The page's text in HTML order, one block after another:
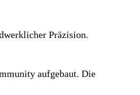
Präzision.
aufgebaut. Die